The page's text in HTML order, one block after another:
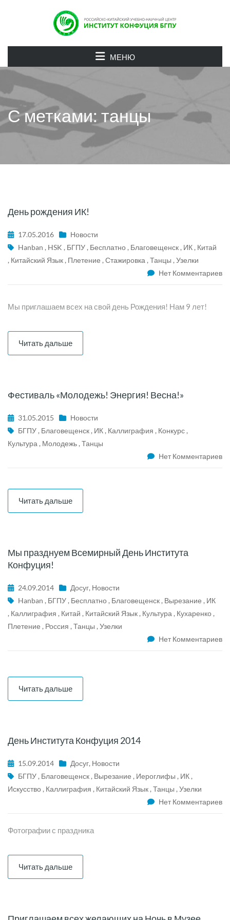
МЕНЮ
С метками: танцы
День рождения ИК!
17.05.2016
Новости
Hanban , HSK , БГПУ , Бесплатно , Благовещенск , ИК , Китай
, Китайский Язык , Плетение , Стажировка , Танцы , Узелки
Нет Комментариев
Мы приглашаем всех на свой день Рождения! Нам 9 лет!
Читать дальше
Фестиваль «Молодежь! Энергия! Весна!»
31.05.2015
Новости
БГПУ , Благовещенск , ИК , Каллиграфия , Конкурс ,
Культура , Молодежь , Танцы
Нет Комментариев
Читать дальше
Мы празднуем Всемирный День Института
Конфуция!
24.09.2014 Досуг, Новости
Hanban , БГПУ , Бесплатно , Благовещенск , Вырезание , ИК
, Каллиграфия , Китай , Китайский Язык , Культура , Кухаренко ,
Плетение , Россия , Танцы , Узелки
Нет Комментариев
Читать дальше
День Института Конфуция 2014
15.09.2014 Досуг, Новости
БГПУ , Благовещенск , Вырезание , Иероглифы , ИК ,
Искусство , Каллиграфия , Китайский Язык , Танцы , Узелки
Нет Комментариев
Фотографии с праздника
Читать дальше